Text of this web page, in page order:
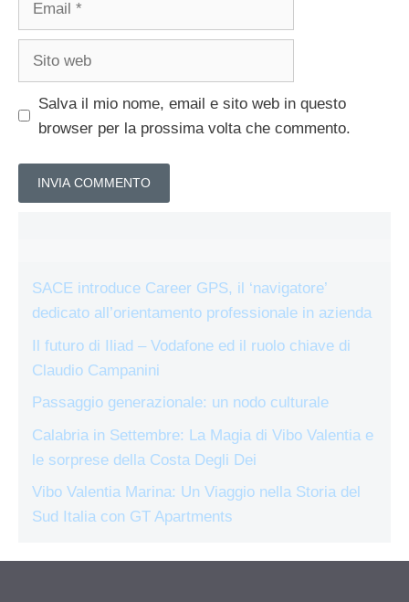
Sito
Salva il mio nome, email e sito web in questo
browser per la prossima volta che commento.
SACE introduce Career GPS, il ‘navigatore’
dedicato all’orientamento professionale in azienda
Il futuro di Iliad – Vodafone ed il ruolo chiave di
Claudio Campanini
Passaggio generazionale: un nodo culturale
Calabria in Settembre: La Magia di Vibo Valentia e
le sorprese della Costa Degli Dei
Vibo Valentia Marina: Un Viaggio nella Storia del
Sud Italia con GT Apartments